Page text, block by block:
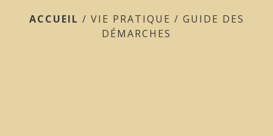
ACCUEIL / VIE PRATIQUE / GUIDE DES
DÉMARCHES